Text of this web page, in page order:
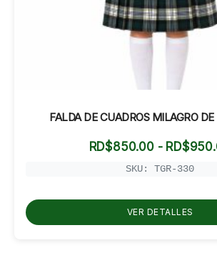
FALDA DE CUADROS MILAGRO DE
RD$850.00 - RD$
SKU: TGR-330
VER DETALLES